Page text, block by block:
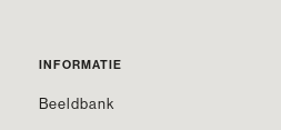
INFORMATIE
Beeldbank